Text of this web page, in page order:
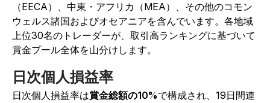
（EECA）、中東・アフリカ（MEA）、その他のコモン
ウェルス諸国およびオセアニアを含んでいます。各地域
上位30名のトレーダーが、取引高ランキングに基づいて
賞金プール全体を山分けします。
日次個人損益率
日次個人損益率は賞金総額の10%で構成され、19日間連